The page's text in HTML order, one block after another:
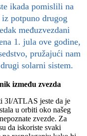
ikada pomislili na
iz potpuno drugog
međuzvezdani
1. jula ove godine,
pružajući nam
solarni sistem.
između zvezda
3I/ATLAS jeste da je
u orbiti oko našeg
zvezde. Za
da iskoriste svaki